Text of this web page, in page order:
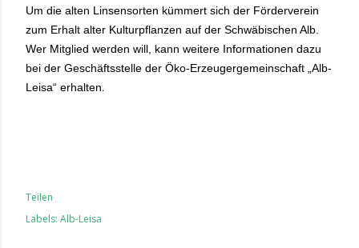
Um die alten Linsensorten kümmert sich der Förderverein
zum Erhalt alter Kulturpflanzen auf der Schwäbischen Alb.
Wer Mitglied werden will, kann weitere Informationen dazu
bei der Geschäftsstelle der Öko-Erzeugergemeinschaft „Alb-
Leisa“ erhalten.
Teilen
Labels: Alb-Leisa